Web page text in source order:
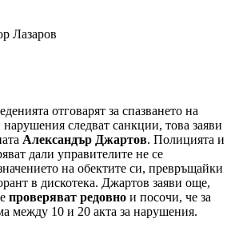
Лазаров
отговарят за спазването на
следват санкции, това заяви
Александър Джартов. Полицията и
дали управителите не се
на обектите си, превръщайки
в дискотека. Джартов заяви още,
проверяват редовно и посочи, че за
между 10 и 20 акта за нарушения.